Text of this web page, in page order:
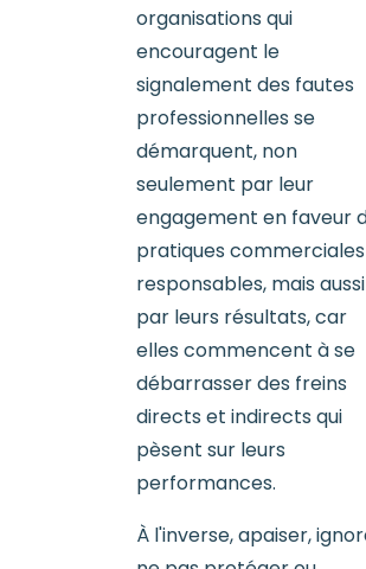
organisations qui
encouragent le
signalement des fautes
professionnelles se
démarquent, non
seulement par leur
engagement en faveur
pratiques commerciales
responsables, mais aussi
par leurs résultats, car
elles commencent à se
débarrasser des freins
directs et indirects qui
pèsent sur leurs
performances.
À l'inverse, apaiser,